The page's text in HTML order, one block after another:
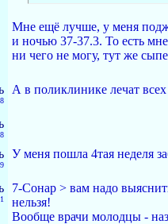
Мне ещё лучше, у меня
и ночью 37-37.3. То есть
ни чего не могу, тут же
А в поликлинике лечат
У меня пошла 4тая неделя
7-Сонар > вам надо
нельзя!
Вообще врачи молодцы -